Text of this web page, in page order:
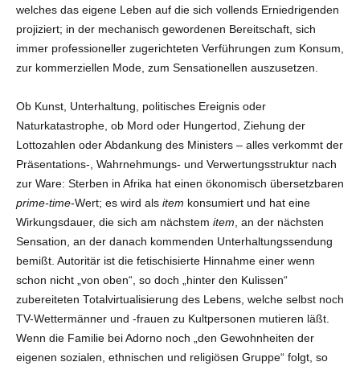
welches das eigene Leben auf die sich vollends Erniedrigenden
projiziert; in der mechanisch gewordenen Bereitschaft, sich
immer professioneller zugerichteten Verführungen zum Konsum,
zur kommerziellen Mode, zum Sensationellen auszusetzen.
Ob Kunst, Unterhaltung, politisches Ereignis oder
Naturkatastrophe, ob Mord oder Hungertod, Ziehung der
Lottozahlen oder Abdankung des Ministers – alles verkommt der
Präsentations-, Wahrnehmungs- und Verwertungsstruktur nach
zur Ware: Sterben in Afrika hat einen ökonomisch übersetzbaren
prime-time-Wert; es wird als item konsumiert und hat eine
Wirkungsdauer, die sich am nächstem item, an der nächsten
Sensation, an der danach kommenden Unterhaltungssendung
bemißt. Autoritär ist die fetischisierte Hinnahme einer wenn
schon nicht „von oben“, so doch „hinter den Kulissen“
zubereiteten Totalvirtualisierung des Lebens, welche selbst noch
TV-Wettermänner und -frauen zu Kultpersonen mutieren läßt.
Wenn die Familie bei Adorno noch „den Gewohnheiten der
eigenen sozialen, ethnischen und religiösen Gruppe“ folgt, so